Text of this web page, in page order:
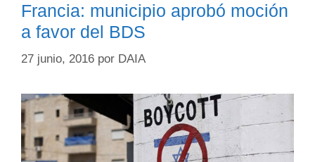
Francia: municipio aprobó moción
a favor del BDS
27 junio, 2016 por DAIA